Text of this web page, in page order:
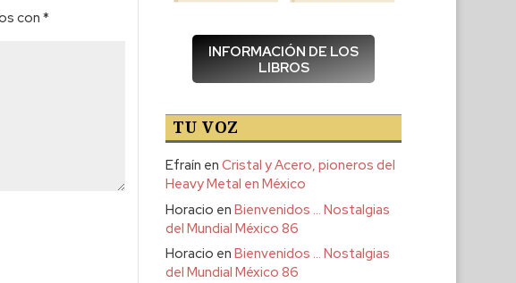
con*
INFORMACIÓN DE LOS
LIBROS
TU VOZ
Efraín enCristal y Acero, pioneros del
Heavy Metal en México
Horacio enBienvenidos … Nostalgias
del Mundial México 86
Horacio enBienvenidos … Nostalgias
del Mundial México 86